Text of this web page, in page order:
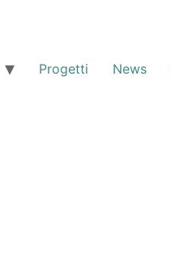
Progetti News